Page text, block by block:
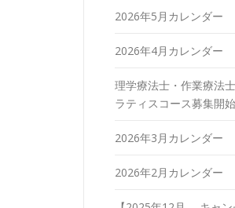
2026年5月カレンダー
2026年4月カレンダー
理学療法士・作業療法
ラティスコース募集開始
2026年3月カレンダー
2026年2月カレンダー